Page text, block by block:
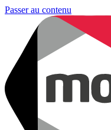
Passer au contenu